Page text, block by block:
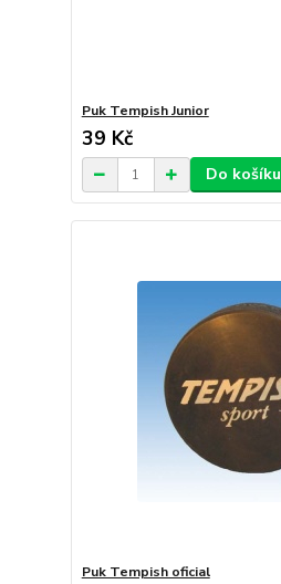
Puk Tempish Junior
39 Kč
Do košíku
Puk Tempish oficial